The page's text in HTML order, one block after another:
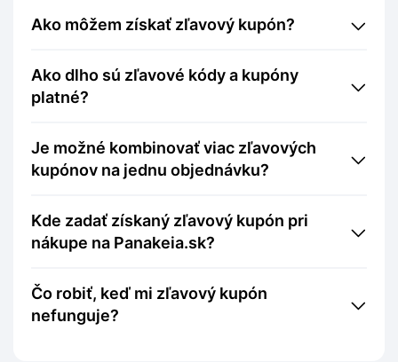
Ako môžem získať zľavový kupón?
Ako dlho sú zľavové kódy a kupóny
platné?
Je možné kombinovať viac zľavových
kupónov na jednu objednávku?
Kde zadať získaný zľavový kupón pri
nákupe na Panakeia.sk?
Čo robiť, keď mi zľavový kupón
nefunguje?